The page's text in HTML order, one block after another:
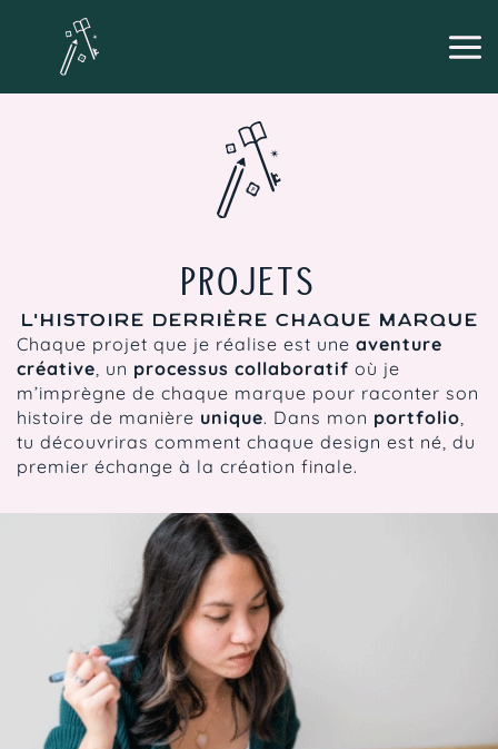
contenu
PROJETS
L'HISTOIRE DERRIÈRE CHAQUE MARQUE
Chaque projet que je réalise est une aventure
créative, un processus collaboratif où je
m’imprègne de chaque marque pour raconter son
histoire de manière unique. Dans mon portfolio,
tu découvriras comment chaque design est né, du
premier échange à la création finale.